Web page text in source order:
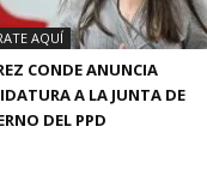
AQUÍ
CONDE ANUNCIA
A LA JUNTA DE
DEL PPD